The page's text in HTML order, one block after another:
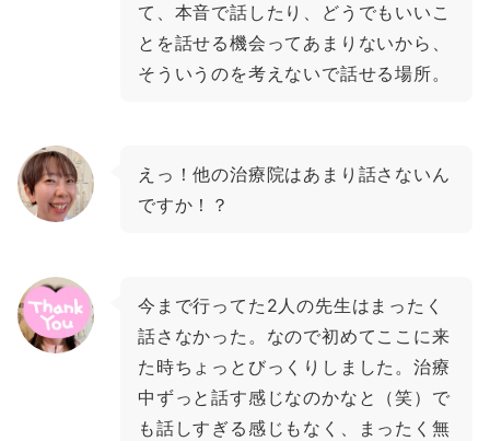
て、本音で話したり、どうでもいいこ
とを話せる機会ってあまりないから、
そういうのを考えないで話せる場所。
えっ！他の治療院はあまり話さないん
ですか！？
今まで行ってた2人の先生はまったく
話さなかった。なので初めてここに来
た時ちょっとびっくりしました。治療
中ずっと話す感じなのかなと（笑）で
も話しすぎる感じもなく、まったく無